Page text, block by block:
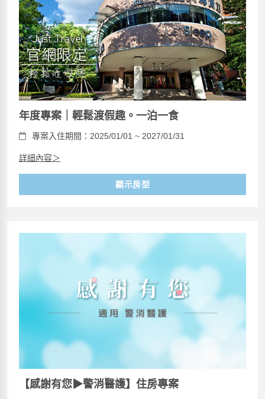
年度專案｜輕鬆渡假趣。一泊一食
專案入住期間：2025/01/01 ~ 2027/01/31
詳細內容＞
顯示房型
【感謝有您▶警消醫護】住房專案